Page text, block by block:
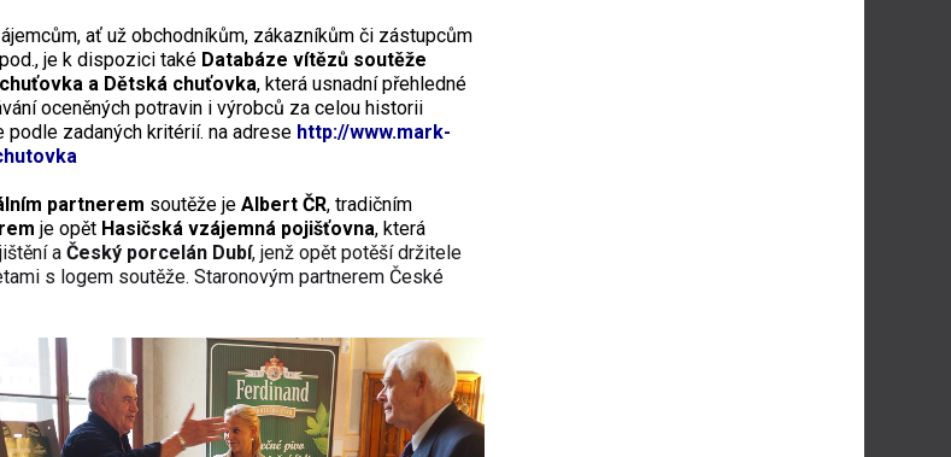
ať už obchodníkům, zákazníkům či zástupcům
je k dispozici také Databáze vítězů soutěže
a Dětská chuťovka, která usnadní přehledné
oceněných potravin i výrobců za celou historii
podle zadaných kritérií. na adrese http://www.mark-
partnerem soutěže je Albert ČR, tradičním
je opět Hasičská vzájemná pojišťovna, která
a Český porcelán Dubí, jenž opět potěší držitele
s logem soutěže. Staronovým partnerem České